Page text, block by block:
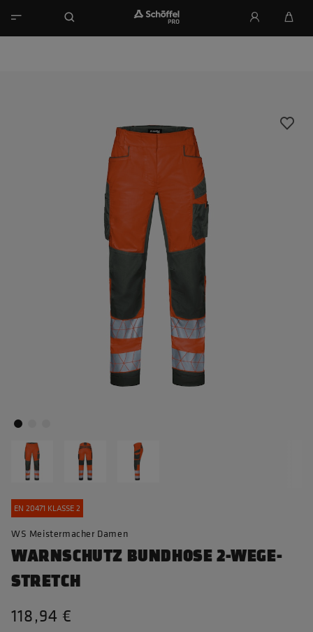
EN 20471 KLASSE 2
WS Meistermacher Damen
WARNSCHUTZ BUNDHOSE 2-WEGE-
STRETCH
118,94 €